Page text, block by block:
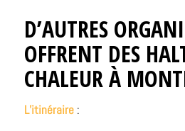
D’AUTRES
OFFRENT DES
CHALEUR À
L’itinéraire: